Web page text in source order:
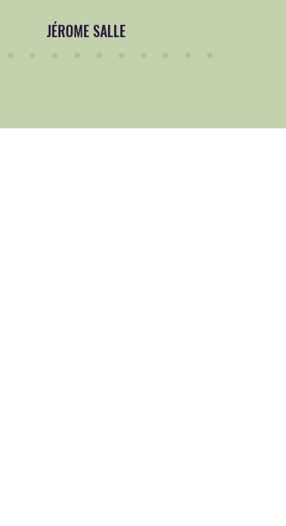
JÉROME SALLE